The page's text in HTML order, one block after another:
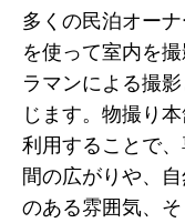
多くの民泊オー
を使って室内を
ラマンによる撮
じます。物撮り
利用することで
間の広がりや、
のある雰囲気、